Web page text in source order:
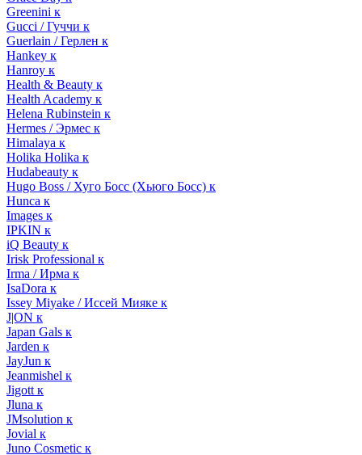
Greenini к
Gucci / Гуччи к
Guerlain / Герлен к
Hankey к
Hanroy к
Health & Beauty к
Health Academy к
Helena Rubinstein к
Hermes / Эрмес к
Himalaya к
Holika Holika к
Hudabeauty к
Hugo Boss / Хуго Босс (Хьюго Босс) к
Hunca к
Images к
IPKIN к
iQ Beauty к
Irisk Professional к
Irma / Ирма к
IsaDora к
Issey Miyake / Иссей Мияке к
J|ON к
Japan Gals к
Jarden к
JayJun к
Jeanmishel к
Jigott к
Jluna к
JMsolution к
Jovial к
Juno Cosmetic к